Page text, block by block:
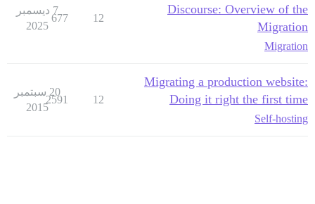
Discourse: Overview of the
Migration
Migration
12
677
7 ديسمبر
2025
Migrating a production website:
Doing it right the first time
Self-hosting
12
2591
20 سبتمبر
2015